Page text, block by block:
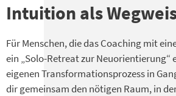
Intuition als
Für Menschen, die das Coaching mit
ein „Solo-Retreat zur
eigenen Transformations­prozess in
dir gemeinsam den nötigen Raum, in